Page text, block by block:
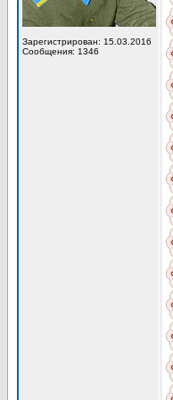
Зарегистрирован: 15.03.2016
Сообщения: 1346